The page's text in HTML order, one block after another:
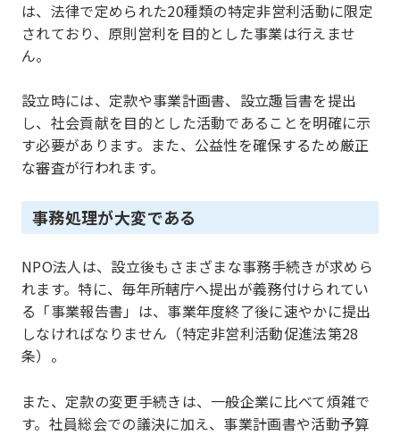
は、法律で定められた20種類の特定非営利活動に限定
されており、原則営利を目的とした事業は行えませ
ん。
設立時には、定款や事業計画書、設立趣旨書を提出
し、社会貢献を目的とした活動であることを明確に示
す必要があります。また、公益性を確保するため厳正
な審査が行われます。
事務処理が大変である
NPO法人は、設立後もさまざまな事務手続きが求めら
れます。特に、毎年所轄庁へ提出が義務付けられてい
る「事業報告書」は、事業年度終了後に速やかに提出
しなければなりません（特定非営利活動促進法第28
条）。
また、定款の変更手続きは、一般企業に比べて煩雑で
す。社員総会での議決に加え、事業計画書や活動予算